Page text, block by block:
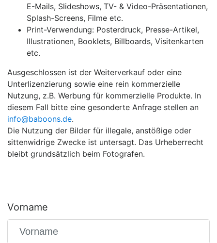
E-Mails, Slideshows, TV- & Video-Präsentationen,
Splash-Screens, Filme etc.
Print-Verwendung: Posterdruck, Presse-Artikel,
Illustrationen, Booklets, Billboards, Visitenkarten
etc.
Ausgeschlossen ist der Weiterverkauf oder eine
Unterlizenzierung sowie eine rein kommerzielle
Nutzung, z.B. Werbung für kommerzielle Produkte. In
diesem Fall bitte eine gesonderte Anfrage stellen an
info@baboons.de.
Die Nutzung der Bilder für illegale, anstößige oder
sittenwidrige Zwecke ist untersagt. Das Urheberrecht
bleibt grundsätzlich beim Fotografen.
Vorname